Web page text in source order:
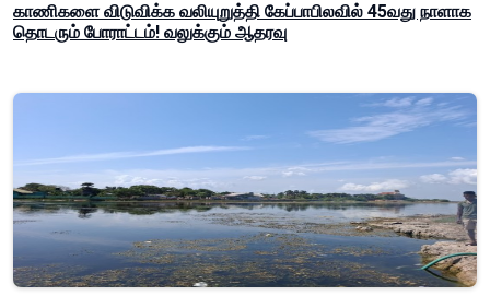
காணிகளை விடுவிக்க வலியுறுத்தி கேப்பாபிலவில் 45வது நாளாக
தொடரும் போராட்டம்! வலுக்கும் ஆதரவு